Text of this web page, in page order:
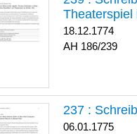
Theaterspiel
18.12.1774
186/239
237 :
06.01.1775